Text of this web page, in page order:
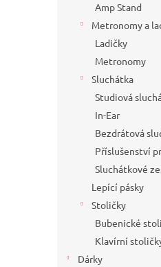
Amp Stand
Metronomy a
Ladičky
Metronomy
Sluchátka
Studiová
In-Ear
Bezdrátová
Příslušenství
Sluchátkové
Lepící pásky
Stoličky
Bubenické
Klavírní
Dárky